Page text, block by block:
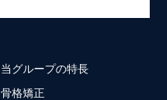
当グループの特長
骨格矯正